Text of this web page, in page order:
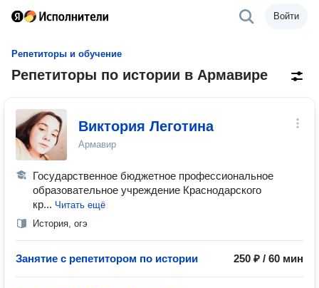
Войти
Репетиторы и обучение
Репетиторы по истории в Армавире
Виктория Леготина
Армавир
Государственное бюджетное профессиональное
образовательное учреждение Краснодарского
кр... Читать ещё
История, огэ
Занятие с репетитором по истории 250 ₽ / 60 мин